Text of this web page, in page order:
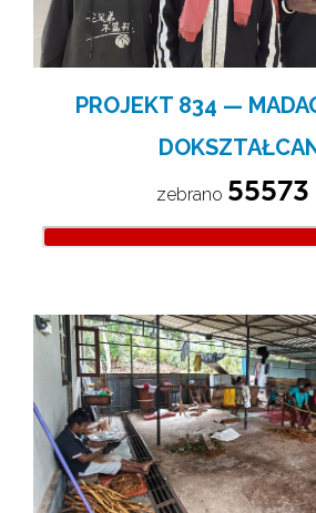
PROJEKT 834 —
zebrano 55573